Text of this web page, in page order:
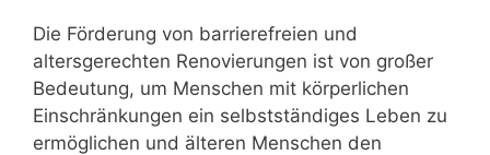
Die Förderung von barrierefreien und
altersgerechten Renovierungen ist von großer
Bedeutung, um Menschen mit körperlichen
Einschränkungen ein selbstständiges Leben zu
ermöglichen und älteren Menschen den